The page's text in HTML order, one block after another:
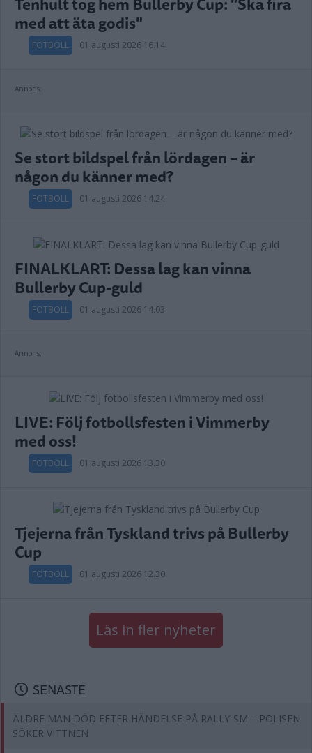
med att äta godis"
FOTBOLL 01 augusti 2026 16.14
Annons:
Se stort bildspel från lördagen – är
någon du känner med?
FOTBOLL 01 augusti 2026 14.24
FINALKLART: Dessa lag kan vinna
Bullerby Cup-guld
FOTBOLL 01 augusti 2026 14.03
Annons:
LIVE: Följ fotbollsfesten i Vimmerby
med oss!
FOTBOLL 01 augusti 2026 13.30
Tjejerna från Tyskland trivs på Bullerby
Cup
FOTBOLL 01 augusti 2026 12.30
Läs in fler nyheter
SENASTE
ÄLDRE MAN DÖD EFTER HÄNDELSE PÅ RALLY-SM – POLISEN
SÖKER VITTNEN